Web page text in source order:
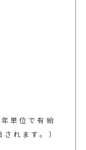
単位で有給
れます。）